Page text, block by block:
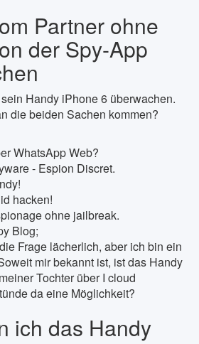
Partner ohne
der Spy-App
Handy iPhone 6 überwachen.
die beiden Sachen kommen?
WhatsApp Web?
- Espion Discret.
hacken!
ohne jailbreak.
Blog;
Frage lächerlich, aber ich bin ein
mir bekannt ist, ist das Handy
Tochter über I cloud
da eine Möglichkeit?
ich das Handy